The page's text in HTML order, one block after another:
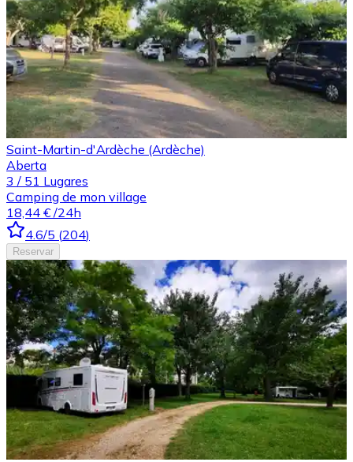
Saint-Martin-d'Ardèche (Ardèche)
Aberta
3 / 51 Lugares
Camping de mon village
18,44 € /24h
4.6/5 (204)
Reservar